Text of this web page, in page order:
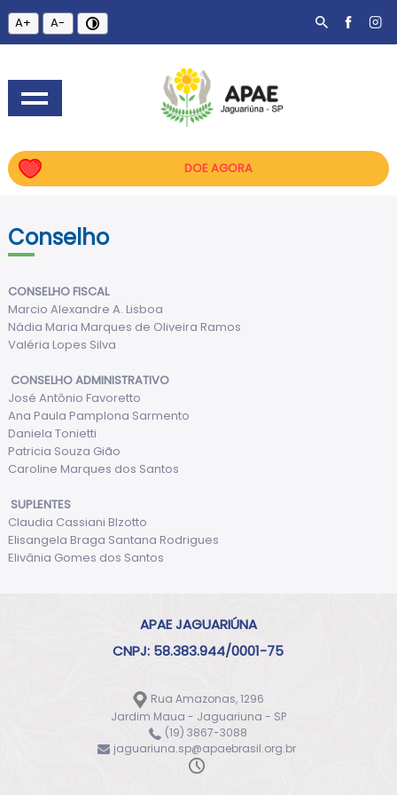
A+ A-
DOE AGORA
Conselho
CONSELHO FISCAL
Marcio Alexandre A. Lisboa
Nádia Maria Marques de Oliveira Ramos
Valéria Lopes Silva
CONSELHO ADMINISTRATIVO
José Antônio Favoretto
Ana Paula Pamplona Sarmento
Daniela Tonietti
Patricia Souza Gião
Caroline Marques dos Santos
SUPLENTES
Claudia Cassiani BIzotto
Elisangela Braga Santana Rodrigues
Elivânia Gomes dos Santos
APAE JAGUARIÚNA
CNPJ: 58.383.944/0001-75
Rua Amazonas, 1296
Jardim Maua - Jaguariuna - SP
(19) 3867-3088
jaguariuna.sp@apaebrasil.org.br